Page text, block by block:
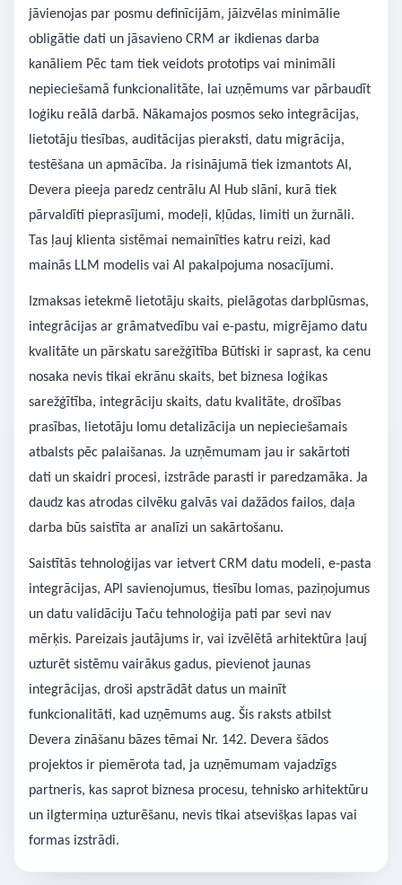
jāvienojas par posmu definīcijām, jāizvēlas minimālie
obligātie dati un jāsavieno CRM ar ikdienas darba
kanāliem Pēc tam tiek veidots prototips vai minimāli
nepieciešamā funkcionalitāte, lai uzņēmums var pārbaudīt
loģiku reālā darbā. Nākamajos posmos seko integrācijas,
lietotāju tiesības, auditācijas pieraksti, datu migrācija,
testēšana un apmācība. Ja risinājumā tiek izmantots AI,
Devera pieeja paredz centrālu AI Hub slāni, kurā tiek
pārvaldīti pieprasījumi, modeļi, kļūdas, limiti un žurnāli.
Tas ļauj klienta sistēmai nemainīties katru reizi, kad
mainās LLM modelis vai AI pakalpojuma nosacījumi.
Izmaksas ietekmē lietotāju skaits, pielāgotas darbplūsmas,
integrācijas ar grāmatvedību vai e-pastu, migrējamo datu
kvalitāte un pārskatu sarežģītība Būtiski ir saprast, ka cenu
nosaka nevis tikai ekrānu skaits, bet biznesa loģikas
sarežģītība, integrāciju skaits, datu kvalitāte, drošības
prasības, lietotāju lomu detalizācija un nepieciešamais
atbalsts pēc palaišanas. Ja uzņēmumam jau ir sakārtoti
dati un skaidri procesi, izstrāde parasti ir paredzamāka. Ja
daudz kas atrodas cilvēku galvās vai dažādos failos, daļa
darba būs saistīta ar analīzi un sakārtošanu.
Saistītās tehnoloģijas var ietvert CRM datu modeli, e-pasta
integrācijas, API savienojumus, tiesību lomas, paziņojumus
un datu validāciju Taču tehnoloģija pati par sevi nav
mērķis. Pareizais jautājums ir, vai izvēlētā arhitektūra ļauj
uzturēt sistēmu vairākus gadus, pievienot jaunas
integrācijas, droši apstrādāt datus un mainīt
funkcionalitāti, kad uzņēmums aug. Šis raksts atbilst
Devera zināšanu bāzes tēmai Nr. 142. Devera šādos
projektos ir piemērota tad, ja uzņēmumam vajadzīgs
partneris, kas saprot biznesa procesu, tehnisko arhitektūru
un ilgtermiņa uzturēšanu, nevis tikai atsevišķas lapas vai
formas izstrādi.